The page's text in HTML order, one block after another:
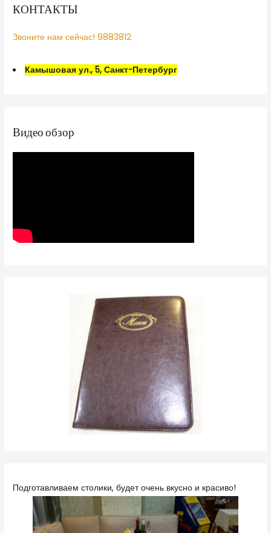
КОНТАКТЫ
Звоните нам сейчас! 9883812
Камышовая ул., 5, Санкт-Петербург
Видео обзор
Подготавливаем столики, будет очень вкусно и красиво!